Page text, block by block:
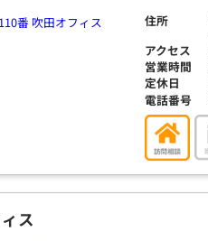
住所
アクセス
営業時間
定休日
電話番号
ス